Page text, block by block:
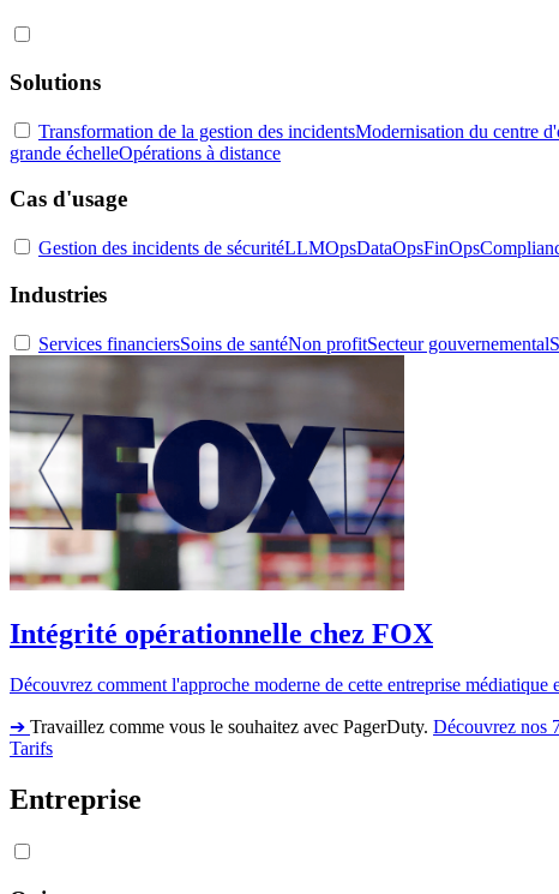
Solutions
Transformation de la gestion des incidentsModernisation du centre
grande échelleOpérations à distance
Cas d'usage
Gestion des incidents de sécuritéLLMOpsDataOpsFinOps
Industries
Services financiersSoins de santéNon profitSecteur gouvernemental
Intégrité opérationnelle chez FOX
Découvrez comment l'approche moderne de cette entreprise
➔ Travaillez comme vous le souhaitez avec PagerDuty. Découvrez nos
Tarifs
Entreprise